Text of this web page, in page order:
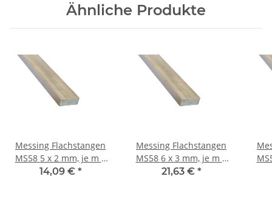
Ähnliche Produkte
Messing Flachstangen
MS58 5 x 2 mm, je m ±
5mm
14,09 € *
Messing Flachstangen
MS58 6 x 3 mm, je m ±
5mm
21,63 € *
MS58 8 x 2